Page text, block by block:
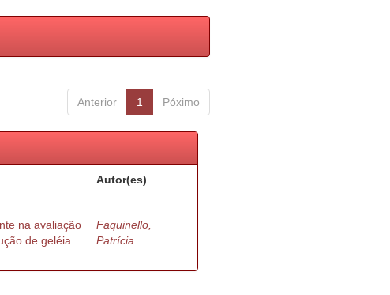
Anterior 1 Póximo
Autor(es)
na avaliação
de geléia
Faquinello,
Patrícia